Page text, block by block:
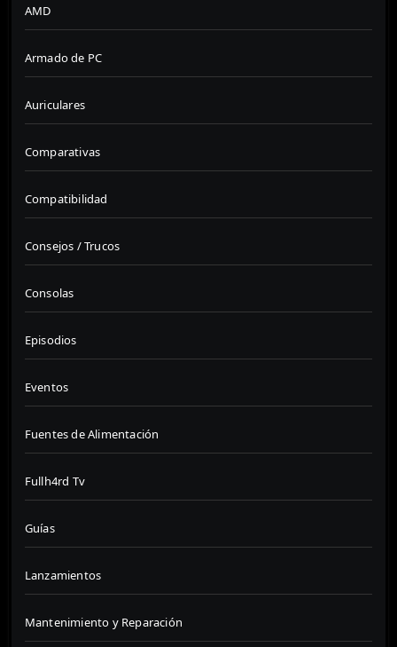
AMD
Armado de PC
Auriculares
Comparativas
Compatibilidad
Consejos / Trucos
Consolas
Episodios
Eventos
Fuentes de Alimentación
Fullh4rd Tv
Guías
Lanzamientos
Mantenimiento y Reparación